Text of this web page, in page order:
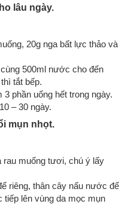
lâu ngày.
20g nga bất lực thảo và
500ml nước cho đến
tắt bếp.
phần uống hết trong ngày.
– 30 ngày.
mụn nhọt.
rau muống tươi, chú ý lấy
riêng, thân cây nấu nước để
tiếp lên vùng da mọc mụn